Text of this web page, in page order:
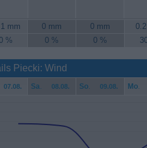
mm 0 mm 0 mm
% 0 % 0 %
Piecki: Wind
07.08. Sa. 08.08. So. 09.08. Mo.